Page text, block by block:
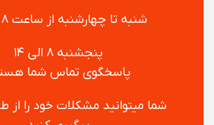
شنبه تا چهارشنبه از ساعت ۸ الی ۱۶
پنجشنبه ۸ الی ۱۴
پاسخگوی تماس شما هستیم
شما میتوانید مشکلات خود را از